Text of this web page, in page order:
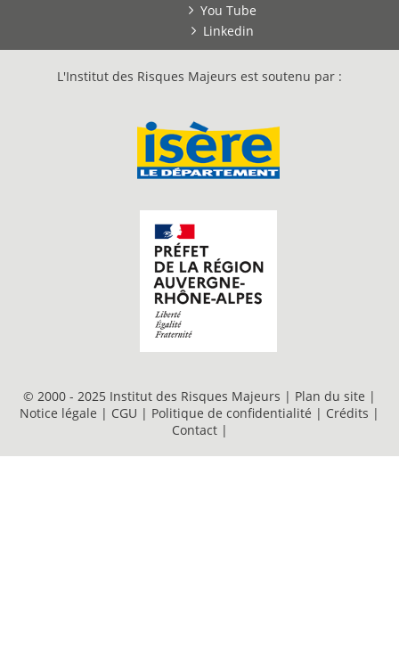
You Tube
Linkedin
L'Institut des Risques Majeurs est soutenu par :
© 2000 - 2025 Institut des Risques Majeurs | Plan du site |
Notice légale | CGU | Politique de confidentialité | Crédits |
Contact |